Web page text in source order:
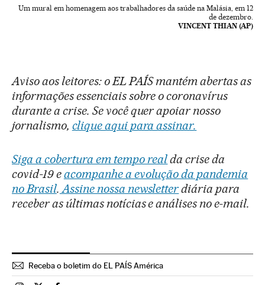
Um mural em homenagem aos trabalhadores da saúde na Malásia, em 12
de dezembro.
VINCENT THIAN (AP)
Aviso aos leitores: o EL PAÍS mantém abertas as
informações essenciais sobre o coronavírus
durante a crise. Se você quer apoiar nosso
jornalismo, clique aqui para assinar.
Siga a cobertura em tempo realda crise da
covid-19 eacompanhe a evolução da pandemia
no Brasil. Assine nossa newsletterdiária para
receber as últimas notícias e análises no e-mail.
Receba o boletim do EL PAÍS América